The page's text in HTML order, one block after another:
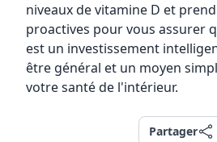
niveaux de vitamine D et
proactives pour vous assurer
est un investissement
être général et un moyen
votre santé de l'intérieur.
Partager
Partager